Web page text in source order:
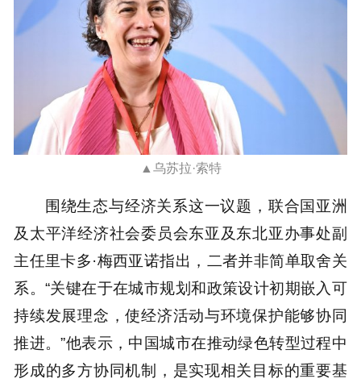
▲乌苏拉·索特
围绕生态与经济关系这一议题，联合国亚洲
及太平洋经济社会委员会东亚及东北亚办事处副
主任里卡多·梅西亚诺指出，二者并非简单取舍关
系。“关键在于在城市规划和政策设计初期嵌入可
持续发展理念，使经济活动与环境保护能够协同
推进。”他表示，中国城市在推动绿色转型过程中
形成的多方协同机制，是实现相关目标的重要基